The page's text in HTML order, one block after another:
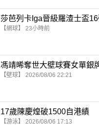
莎芭列卡Iga晉級羅渣士盃16
【網球】 23小時前
馮靖晞奪世大壁球賽女單銀
【壁球】 2026/08/06 22:21
17歲陳慶煌破1500自港績
【游泳】 2026/08/06 17:13